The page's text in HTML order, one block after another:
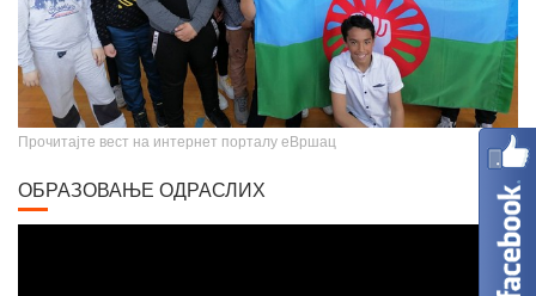
Прочитајте вест на интернет порталу еВршац
ОБРАЗОВАЊЕ ОДРАСЛИХ